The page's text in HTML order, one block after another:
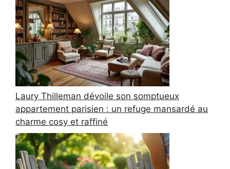
Laury Thilleman dévoile son somptueux
appartement parisien : un refuge mansardé au
charme cosy et raffiné